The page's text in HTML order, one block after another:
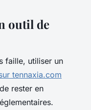
outil de
faille, utiliser un
tennaxia.com
rester en